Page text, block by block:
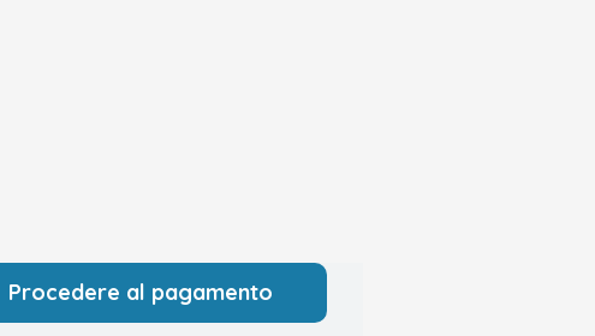
Procedere al pagamento